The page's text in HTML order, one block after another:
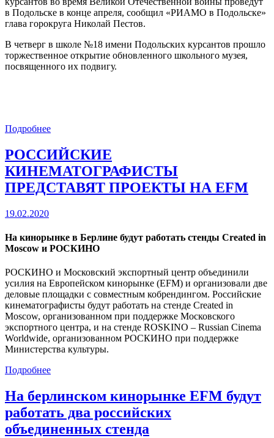
в Подольске в конце апреля, сообщил «РИАМО в Подольске»
глава горокруга Николай Пестов.
В четверг в школе №18 имени Подольских курсантов прошло
торжественное открытие обновленного школьного музея,
посвященного их подвигу.
Подробнее
РОССИЙСКИЕ
КИНЕМАТОГРАФИСТЫ
ПРЕДСТАВЯТ ПРОЕКТЫ НА EFM
19.02.2020
На кинорынке в Берлине будут работать стенды Created in
Moscow и РОСКИНО
РОСКИНО и Московский экспортный центр объединили
усилия на Европейском кинорынке (EFM) и организовали две
деловые площадки с совместным кобрендингом. Российские
кинематографисты будут работать на стенде Created in
Moscow, организованном при поддержке Московского
экспортного центра, и на стенде ROSKINO – Russian Cinema
Worldwide, организованном РОСКИНО при поддержке
Министерства культуры.
Подробнее
На берлинском кинорынке EFM будут
работать два российских
объединенных стенда